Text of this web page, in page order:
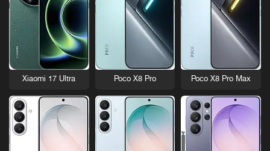
Poco X8 Pro Max
Poco X8 Pro
Xiaomi 17 Ultra